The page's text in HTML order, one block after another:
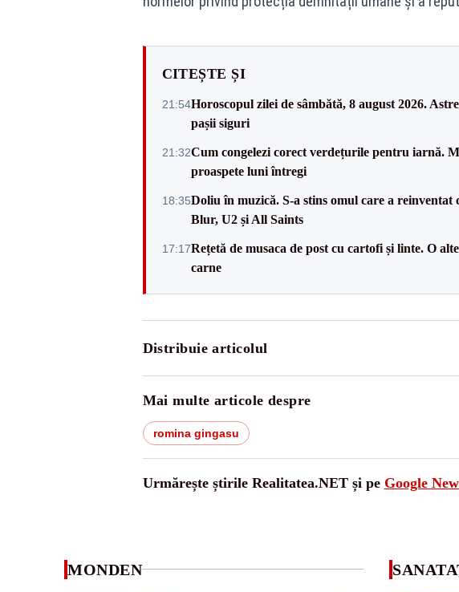
CITEȘTE ȘI
21:54Horoscopul zilei de sâmbătă, 8 august 2026.
pașii siguri
21:32Cum congelezi corect verdețurile pentru iarnă.
proaspete luni întregi
18:35Doliu în muzică. S-a stins omul care a
Blur, U2 și All Saints
17:17Rețetă de musaca de post cu cartofi și linte. O
carne
Distribuie articolul
Mai multe articole despre
romina gingasu
Urmărește știrile Realitatea.NET și pe Google
MONDEN